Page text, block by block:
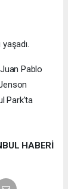
Pablo
Park'ta
HABERİ